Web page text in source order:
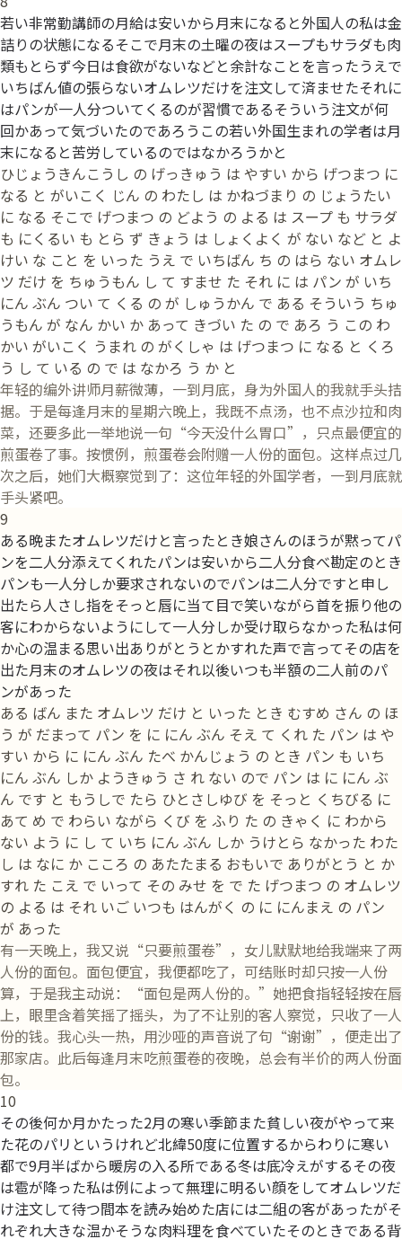
若い非常勤講師の月給は安いから月末になると外国人の私は金
詰りの状態になるそこで月末の土曜の夜はスープもサラダも肉
類もとらず今日は食欲がないなどと余計なことを言ったうえで
いちばん値の張らないオムレツだけを注文して済ませたそれに
はパンが一人分ついてくるのが習慣であるそういう注文が何
回かあって気づいたのであろうこの若い外国生まれの学者は月
末になると苦労しているのではなかろうかと
ひじょうきんこうし の げっきゅう は やすい から げつまつ に
なる と がいこく じん の わたし は かねづまり の じょうたい
に なる そこで げつまつ の どよう の よる は スープ も サラダ
も にくるい も とら ず きょう は しょくよく が ない など と よ
けい な こと を いった うえ で いちばん ち の はら ない オムレ
ツ だけ を ちゅうもん し て すませ た それ に は パン が いち
にん ぶん つい て くる の が しゅうかん で ある そういう ちゅ
うもん が なん かい か あって きづい た の で あろ う この わ
かい がいこく うまれ の がくしゃ は げつまつ に なる と くろ
う し て いる の で は なかろ う か と
年轻的编外讲师月薪微薄，一到月底，身为外国人的我就手头拮
据。于是每逢月末的星期六晚上，我既不点汤，也不点沙拉和肉
菜，还要多此一举地说一句“今天没什么胃口”，只点最便宜的
煎蛋卷了事。按惯例，煎蛋卷会附赠一人份的面包。这样点过几
次之后，她们大概察觉到了：这位年轻的外国学者，一到月底就
手头紧吧。
9
ある晩またオムレツだけと言ったとき娘さんのほうが黙ってパ
ンを二人分添えてくれたパンは安いから二人分食べ勘定のとき
パンも一人分しか要求されないのでパンは二人分ですと申し
出たら人さし指をそっと唇に当て目で笑いながら首を振り他の
客にわからないようにして一人分しか受け取らなかった私は何
か心の温まる思い出ありがとうとかすれた声で言ってその店を
出た月末のオムレツの夜はそれ以後いつも半額の二人前のパ
ンがあった
ある ばん また オムレツ だけ と いった とき むすめ さん の ほ
う が だまって パン を に にん ぶん そえ て くれ た パン は や
すい から に にん ぶん たべ かんじょう の とき パン も いち
にん ぶん しか ようきゅう さ れ ない ので パン は に にん ぶ
ん です と もうしで たら ひとさしゆび を そっと くちびる に
あて め で わらい ながら くび を ふり た の きゃく に わから
ない よう に し て いち にん ぶん しか うけとら なかった わた
し は なに か こころ の あたたまる おもいで ありがとう と か
すれ た こえ で いって その みせ を で た げつまつ の オムレツ
の よる は それ いご いつも はんがく の に にんまえ の パン
が あった
有一天晚上，我又说“只要煎蛋卷”，女儿默默地给我端来了两
人份的面包。面包便宜，我便都吃了，可结账时却只按一人份
算，于是我主动说：“面包是两人份的。”她把食指轻轻按在唇
上，眼里含着笑摇了摇头，为了不让别的客人察觉，只收了一人
份的钱。我心头一热，用沙哑的声音说了句“谢谢”，便走出了
那家店。此后每逢月末吃煎蛋卷的夜晚，总会有半价的两人份面
包。
10
その後何か月かたった2月の寒い季節また貧しい夜がやって来
た花のパリというけれど北緯50度に位置するからわりに寒い
都で9月半ばから暖房の入る所である冬は底冷えがするその夜
は雹が降った私は例によって無理に明るい顔をしてオムレツだ
け注文して待つ間本を読み始めた店には二組の客があったがそ
れぞれ大きな温かそうな肉料理を食べていたそのときである背